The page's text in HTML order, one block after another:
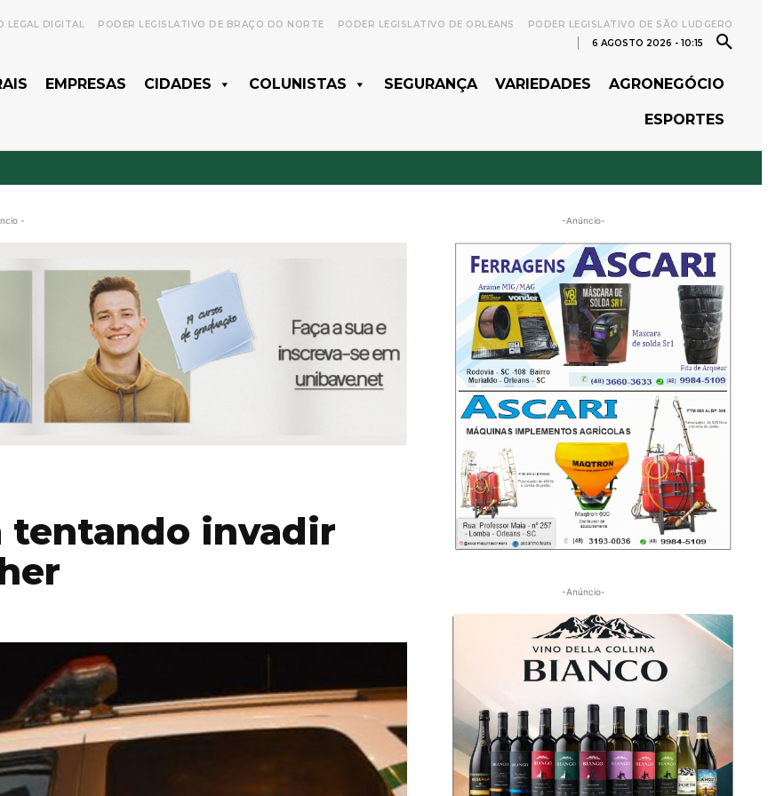
LEGAL DIGITAL PODER LEGISLATIVO DE BRAÇO DO NORTE PODER LEGISLATIVO DE ORLEANS
PODER LEGISLATIVO DE SÃO LUDGERO
6 AGOSTO 2026 - 10:15
EMPRESAS CIDADES COLUNISTAS SEGURANÇA VARIEDADES AGRONEGÓCIO
ESPORTES
-
tentando invadir
-Anúncio-
-Anúncio-